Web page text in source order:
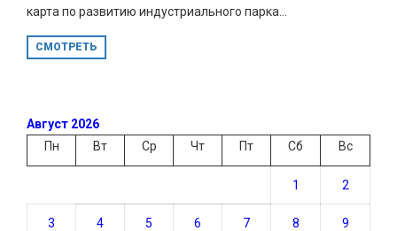
карта по развитию индустриального парка...
СМОТРЕТЬ
Август 2026
Пн
Вт Ср Чт Пт Сб Вс
1 2
3 4 5 6 7 8 9